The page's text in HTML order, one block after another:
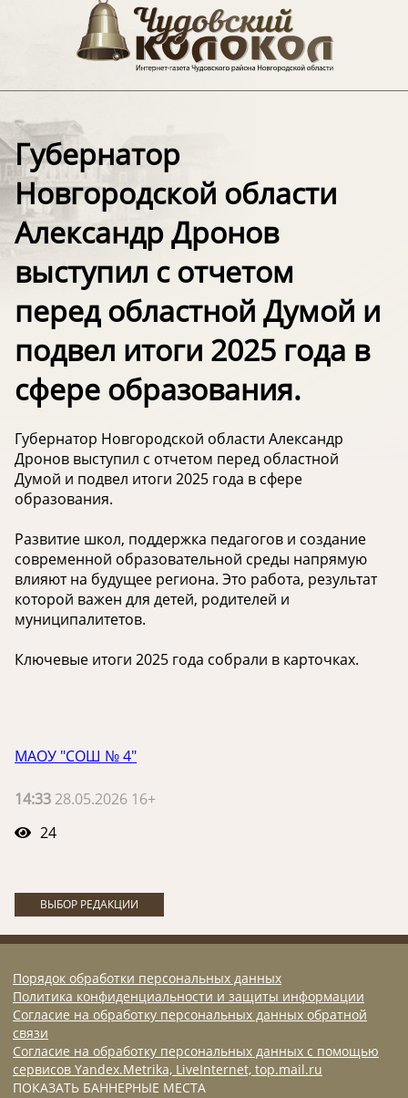
Губернатор
Новгородской области
Александр Дронов
выступил с отчетом
перед областной Думой и
подвел итоги 2025 года в
сфере образования.
Губернатор Новгородской области Александр
Дронов выступил с отчетом перед областной
Думой и подвел итоги 2025 года в сфере
образования.
Развитие школ, поддержка педагогов и создание
современной образовательной среды напрямую
влияют на будущее региона. Это работа, результат
которой важен для детей, родителей и
муниципалитетов.
Ключевые итоги 2025 года собрали в карточках.
МАОУ "СОШ № 4"
14:33 28.05.2026 16+
24
ВЫБОР РЕДАКЦИИ
Порядок обработки персональных данных
Политика конфиденциальности и защиты информации
Согласие на обработку персональных данных обратной
связи
Согласие на обработку персональных данных с помощью
сервисов Yandex.Metrika, LiveInternet, top.mail.ru
ПОКАЗАТЬ БАННЕРНЫЕ МЕСТА